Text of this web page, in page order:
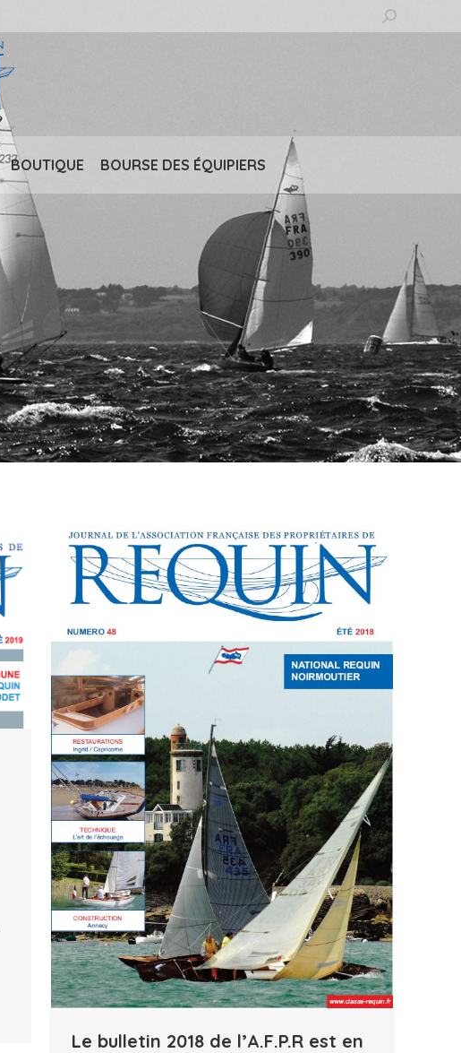
Recherche
:
BOUTIQUE BOURSE DES ÉQUIPIERS
Le bulletin 2018 de l’A.F.P.R est en